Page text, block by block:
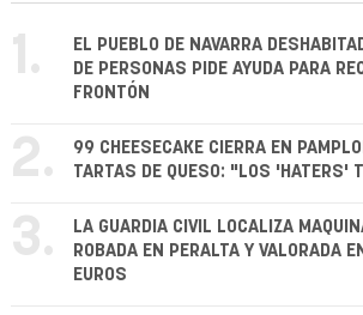
1.
EL PUEBLO DE NAVARRA
DE PERSONAS PIDE AYUDA PARA
FRONTÓN
2.
99 CHEESECAKE CIERRA EN
TARTAS DE QUESO: "LOS 'HATERS'
3.
LA GUARDIA CIVIL LOCALIZA
ROBADA EN PERALTA Y VALORADA
EUROS